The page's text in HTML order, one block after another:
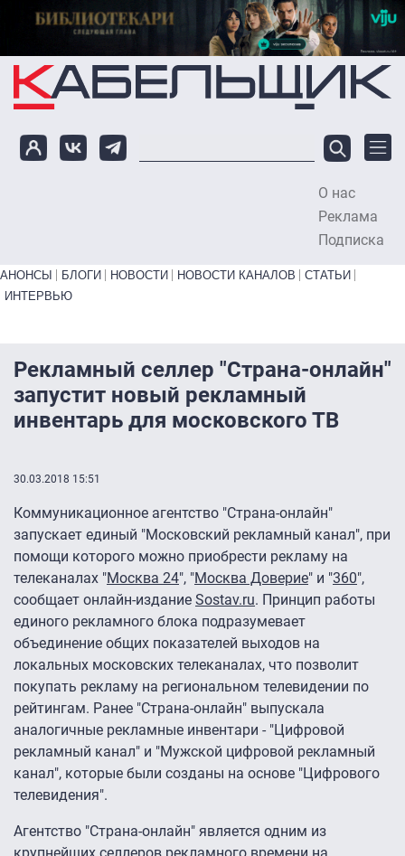
Перейти к основному содержанию
О нас
Реклама
Подписка
Primary links bottom
АНОНСЫ БЛОГИ НОВОСТИ НОВОСТИ КАНАЛОВ
СТАТЬИ
ИНТЕРВЬЮ
Рекламный селлер "Страна-онлайн"
запустит новый рекламный
инвентарь для московского ТВ
30.03.2018 15:51
Коммуникационное агентство "Страна-онлайн"
запускает единый "Московский рекламный канал", при
помощи которого можно приобрести рекламу на
телеканалах "Москва 24", "Москва Доверие" и "360",
сообщает онлайн-издание Sostav.ru. Принцип работы
единого рекламного блока подразумевает
объединение общих показателей выходов на
локальных московских телеканалах, что позволит
покупать рекламу на региональном телевидении по
рейтингам. Ранее "Страна-онлайн" выпускала
аналогичные рекламные инвентари - "Цифровой
рекламный канал" и "Мужской цифровой рекламный
канал", которые были созданы на основе "Цифрового
телевидения".
Агентство "Страна-онлайн" является одним из